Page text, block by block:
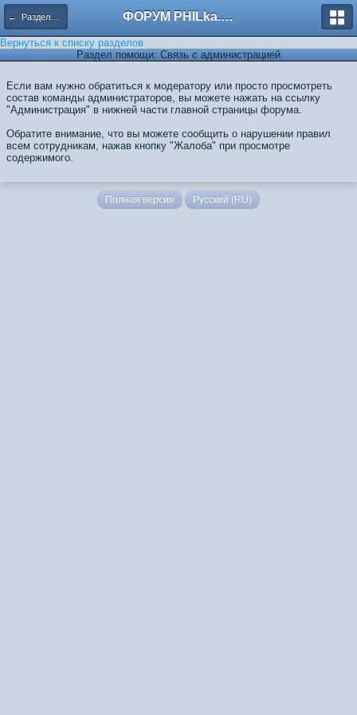
← Разделы помощи ФОРУМ PHILka.RU
Вернуться к списку разделов
Раздел помощи: Связь с администрацией
Если вам нужно обратиться к модератору или просто просмотреть
состав команды администраторов, вы можете нажать на ссылку
"Администрация" в нижней части главной страницы форума.
Обратите внимание, что вы можете сообщить о нарушении правил
всем сотрудникам, нажав кнопку "Жалоба" при просмотре
содержимого.
Полная версия Русский (RU)